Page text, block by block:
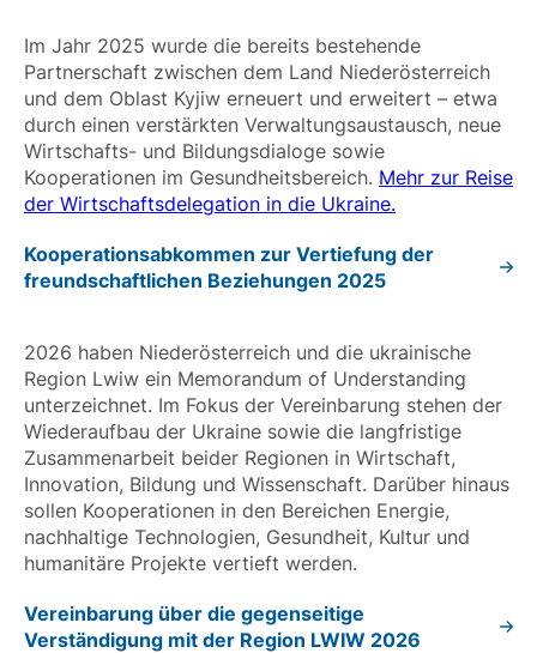
Im Jahr 2025 wurde die bereits bestehende
Partnerschaft zwischen dem Land Niederösterreich
und dem Oblast Kyjiw erneuert und erweitert – etwa
durch einen verstärkten Verwaltungsaustausch, neue
Wirtschafts- und Bildungsdialoge sowie
Kooperationen im Gesundheitsbereich. Mehr zur Reise
der Wirtschaftsdelegation in die Ukraine.
Kooperationsabkommen zur Vertiefung der
freundschaftlichen Beziehungen 2025
2026 haben Niederösterreich und die ukrainische
Region Lwiw ein Memorandum of Understanding
unterzeichnet. Im Fokus der Vereinbarung stehen der
Wiederaufbau der Ukraine sowie die langfristige
Zusammenarbeit beider Regionen in Wirtschaft,
Innovation, Bildung und Wissenschaft. Darüber hinaus
sollen Kooperationen in den Bereichen Energie,
nachhaltige Technologien, Gesundheit, Kultur und
humanitäre Projekte vertieft werden.
Vereinbarung über die gegenseitige
Verständigung mit der Region LWIW 2026